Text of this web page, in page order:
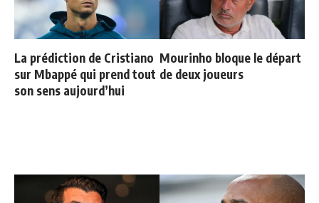
La prédiction de Cristiano
sur Mbappé qui prend tout
son sens aujourd’hui
Mourinho bloque le départ
de deux joueurs